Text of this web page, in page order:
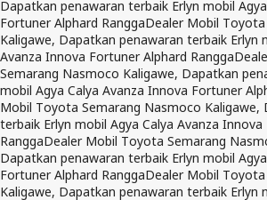
Dapatkan penawaran terbaik Erlyn mobil
Fortuner Alphard RanggaDealer Mobil
Kaligawe, Dapatkan penawaran terbaik Erlyn
Avanza Innova Fortuner Alphard Rangga
Semarang Nasmoco Kaligawe, Dapatkan
mobil Agya Calya Avanza Innova Fortuner
Mobil Toyota Semarang Nasmoco Kaligawe,
terbaik Erlyn mobil Agya Calya Avanza
RanggaDealer Mobil Toyota Semarang
Dapatkan penawaran terbaik Erlyn mobil
Fortuner Alphard RanggaDealer Mobil
Kaligawe, Dapatkan penawaran terbaik Erlyn